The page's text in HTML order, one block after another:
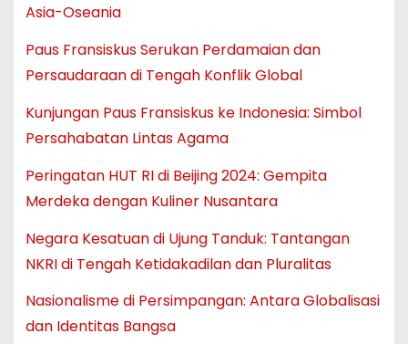
Asia-Oseania
Paus Fransiskus Serukan Perdamaian dan
Persaudaraan di Tengah Konflik Global
Kunjungan Paus Fransiskus ke Indonesia: Simbol
Persahabatan Lintas Agama
Peringatan HUT RI di Beijing 2024: Gempita
Merdeka dengan Kuliner Nusantara
Negara Kesatuan di Ujung Tanduk: Tantangan
NKRI di Tengah Ketidakadilan dan Pluralitas
Nasionalisme di Persimpangan: Antara Globalisasi
dan Identitas Bangsa